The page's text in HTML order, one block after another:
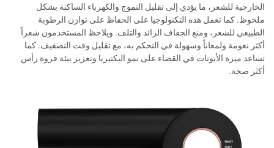
الخارجية للشعر، ما يؤدي إلى تقليل التموج والكهرباء الساكنة بشكل
ملحوظ. كما تعمل هذه التكنولوجيا على الحفاظ على توازن الرطوبة
الطبيعي للشعر، ومنع الجفاف الزائد والتلف. ويلاحظ المستخدمون شعراً
أكثر نعومة ولمعاناً وسهولة في التحكم به، مع تقليل وقت التصفيف. كما
تساعد ميزة الأيونات في القضاء على نمو البكتيريا وتعزيز بيئة فروة رأس
أكثر صحة.